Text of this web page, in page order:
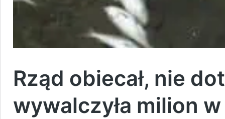
Rząd obiecał, nie
wywalczyła milion